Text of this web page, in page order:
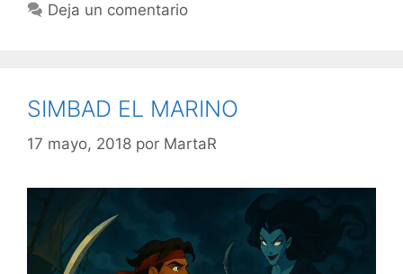
Deja un comentario
SIMBAD EL MARINO
17 mayo, 2018 por MartaR